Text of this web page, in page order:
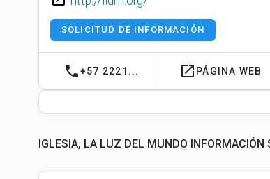
SOLICITUD DE INFORMACIÓN
phone+57 2221... launch PÁGINA WEB
IGLESIA, LA LUZ DEL MUNDO INFORMACIÓN